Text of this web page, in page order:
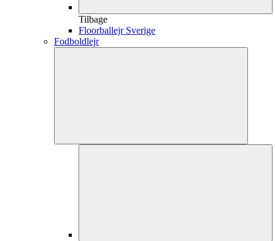
Tilbage
Floorballejr Sverige
Fodboldlejr